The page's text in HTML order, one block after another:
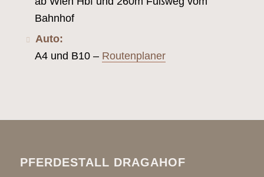
Bahnhof
Auto:
A4 und B10 – Routenplaner
PFERDESTALL DRAGAHOF